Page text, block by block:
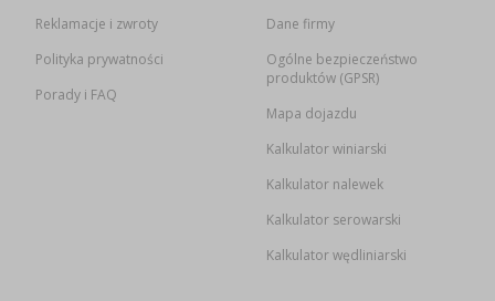
Reklamacje i zwroty
Polityka prywatności
Porady i FAQ
Dane firmy
Ogólne bezpieczeństwo
produktów (GPSR)
Mapa dojazdu
Kalkulator winiarski
Kalkulator nalewek
Kalkulator serowarski
Kalkulator wędliniarski